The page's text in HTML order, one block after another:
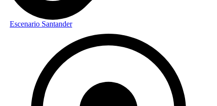
Escenario Santander